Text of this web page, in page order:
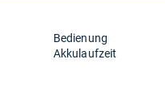
Bedienung
Akkulaufzeit